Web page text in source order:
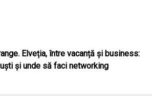
Elveția, între vacanță și business:
și unde să faci networking